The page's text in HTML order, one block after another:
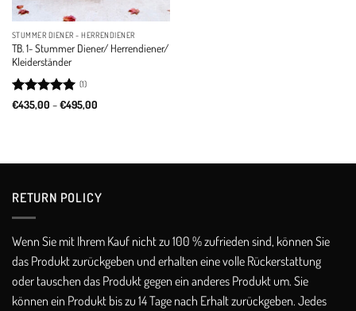
STUMMER DIENER - HERRENDIENER
TB. 1- Stummer Diener/ Herrendiener/
Kleiderständer
Rated5
(1)
€435,00 –€495,00Price
RETURN POLICY​
Wenn Sie mit Ihrem Kauf nicht zu 100 % zufrieden sind, können Sie
das Produkt zurückgeben und erhalten eine volle Rückerstattung
oder tauschen das Produkt gegen ein anderes Produkt um. Sie
können ein Produkt bis zu 14 Tage nach Erhalt zurückgeben. Jedes